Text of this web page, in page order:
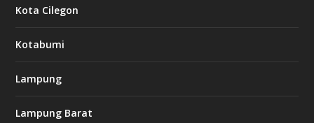
Kota Cilegon
Kotabumi
Lampung
Lampung Barat